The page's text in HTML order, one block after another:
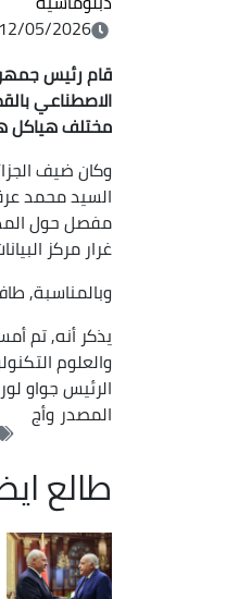
12/05/2026 - 18:32
قام رئيس
الاصطناعي
مختلف هياكل
وكان ضيف
السيد محمد
مفصل حول
غرار مركز
وبالمناسبة,
يذكر أنه, تم
والعلوم
الرئيس جواو
المصدر وأج
طالع